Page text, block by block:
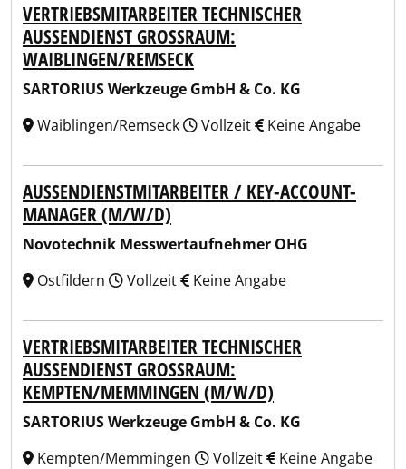
VERTRIEBSMITARBEITER TECHNISCHER
AUSSENDIENST GROSSRAUM: WA
IBLINGEN/REMSECK
SARTORIUS Werkzeuge GmbH & Co. KG
Waiblingen/Remseck
Vollzeit Keine Angabe
AUSSENDIENSTMITARBEITER / KEY-ACCOUNT-M
ANAGER (M/W/D)
Novotechnik Messwertaufnehmer OHG
Ostfildern
Vollzeit Keine Angabe
VERTRIEBSMITARBEITER TECHNISCHER
AUSSENDIENST GROSSRAUM: KE
MPTEN/MEMMINGEN (M/W/D)
SARTORIUS Werkzeuge GmbH & Co. KG
Kempten/Memmingen
Vollzeit Keine Angabe